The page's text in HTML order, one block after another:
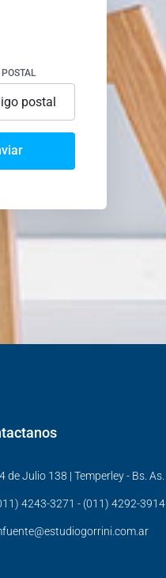
POSTAL
de Julio 138 | Temperley - Bs. As.
4243-3271 - (011) 4292-3914